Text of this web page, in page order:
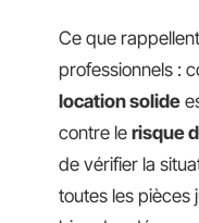
Ce que
professionnels :
location solide
contre le risque
de vérifier la
toutes les pièces